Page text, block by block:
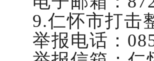
9.仁怀市打击
举报电话：